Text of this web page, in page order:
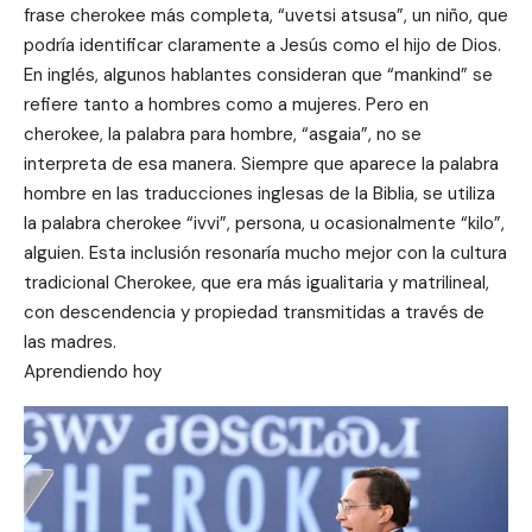
frase cherokee más completa, “uvetsi atsusa”, un niño, que
podría identificar claramente a Jesús como el hijo de Dios.
En inglés, algunos hablantes consideran que “mankind” se
refiere tanto a hombres como a mujeres. Pero en
cherokee, la palabra para hombre, “asgaia”, no se
interpreta de esa manera. Siempre que aparece la palabra
hombre en las traducciones inglesas de la Biblia, se utiliza
la palabra cherokee “ivvi”, persona, u ocasionalmente “kilo”,
alguien. Esta inclusión resonaría mucho mejor con la cultura
tradicional Cherokee, que era más igualitaria y matrilineal,
con descendencia y propiedad transmitidas a través de
las madres.
Aprendiendo hoy